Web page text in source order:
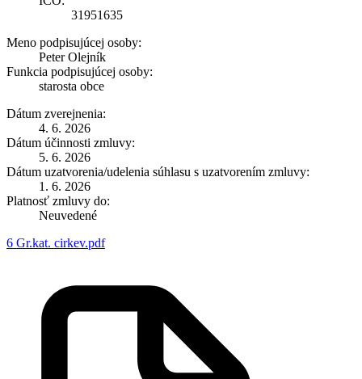
31951635
Meno podpisujúcej osoby:
Peter Olejník
Funkcia podpisujúcej osoby:
starosta obce
Dátum zverejnenia:
4. 6. 2026
Dátum účinnosti zmluvy:
5. 6. 2026
Dátum uzatvorenia/udelenia súhlasu s uzatvorením zmluvy:
1. 6. 2026
Platnosť zmluvy do:
Neuvedené
6 Gr.kat. cirkev.pdf